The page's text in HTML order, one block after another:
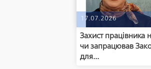
17.07.2026
Захист працівника
чи запрацював
для...